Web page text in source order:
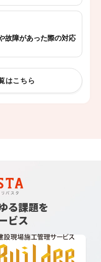
故障があった際の対応
はこちら
る課題を
ビス